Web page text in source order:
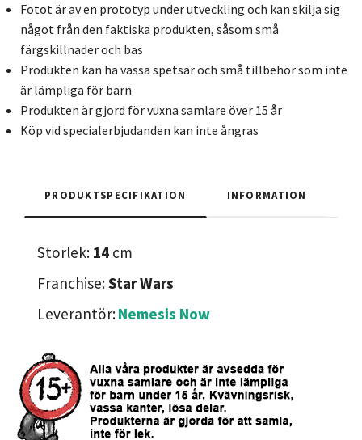
Fotot är av en prototyp under utveckling och kan skilja sig
något från den faktiska produkten, såsom små
färgskillnader och bas
Produkten kan ha vassa spetsar och små tillbehör som inte
är lämpliga för barn
Produkten är gjord för vuxna samlare över 15 år
Köp vid specialerbjudanden kan inte ångras
PRODUKTSPECIFIKATION INFORMATION
Storlek: 14 cm
Franchise:Star Wars
Leverantör:Nemesis Now